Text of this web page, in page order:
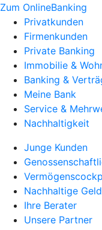
Zum OnlineBanking
Privatkunden
Firmenkunden
Private Banking
Immobilie &
Banking &
Meine Bank
Service &
Nachhaltigkeit
Junge Kunden
Nachhaltige
Ihre Berater
Unsere Partner